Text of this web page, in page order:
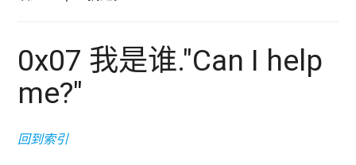
0x07 我是谁."Can I help
me?"
回到索引